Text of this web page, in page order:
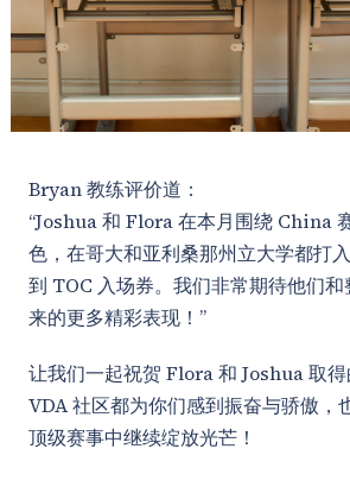
Bryan 教练评价道：
“Joshua 和 Flora 在本月围绕 China
色，在哥大和亚利桑那州立大学都打
到 TOC 入场券。我们非常期待他们
来的更多精彩表现！”
让我们一起祝贺 Flora 和 Joshua 取
VDA 社区都为你们感到振奋与骄傲，
顶级赛事中继续绽放光芒！